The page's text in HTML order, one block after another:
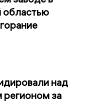
областью
над
за